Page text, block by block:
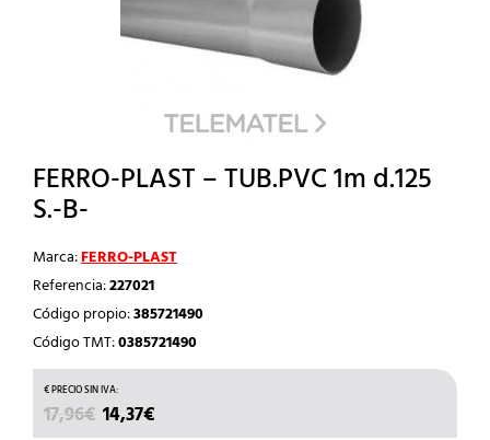
FERRO-PLAST – TUB.PVC 1m d.125
S.-B-
Marca:FERRO-PLAST
Referencia:227021
Código propio:385721490
Código TMT:0385721490
17,96€ EL
14,37€